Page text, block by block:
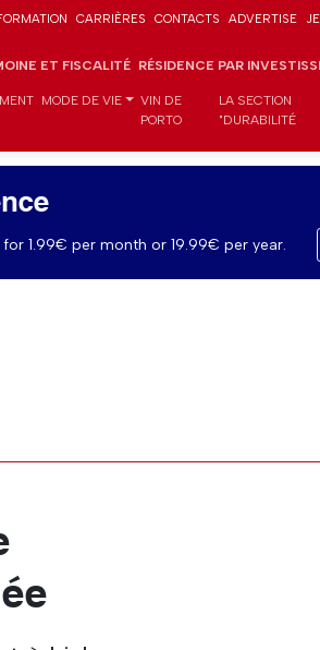
CARRIÈRES CONTACTS ADVERTISE
ET FISCALITÉ RÉSIDENCE PAR
MODE DE VIE
VIN DE
PORTO
LA SECTION
"DURABILITÉ
1.99€ per month or 19.99€ per year.